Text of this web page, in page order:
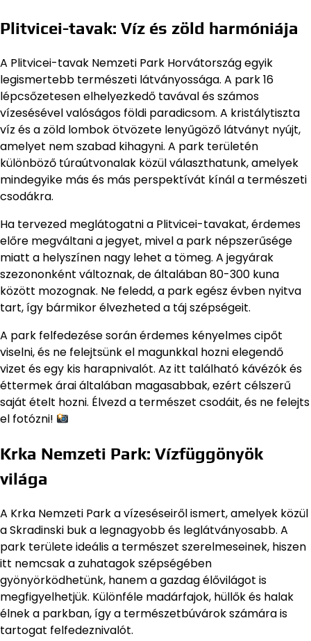
Plitvicei-tavak: Víz és zöld harmóniája
A Plitvicei-tavak Nemzeti Park Horvátország egyik
legismertebb természeti látványossága. A park 16
lépcsőzetesen elhelyezkedő tavával és számos
vízesésével valóságos földi paradicsom. A kristálytiszta
víz és a zöld lombok ötvözete lenyűgöző látványt nyújt,
amelyet nem szabad kihagyni. A park területén
különböző túraútvonalak közül választhatunk, amelyek
mindegyike más és más perspektívát kínál a természeti
csodákra.
Ha tervezed meglátogatni a Plitvicei-tavakat, érdemes
előre megváltani a jegyet, mivel a park népszerűsége
miatt a helyszínen nagy lehet a tömeg. A jegyárak
szezononként változnak, de általában 80-300 kuna
között mozognak. Ne feledd, a park egész évben nyitva
tart, így bármikor élvezheted a táj szépségeit.
A park felfedezése során érdemes kényelmes cipőt
viselni, és ne felejtsünk el magunkkal hozni elegendő
vizet és egy kis harapnivalót. Az itt található kávézók és
éttermek árai általában magasabbak, ezért célszerű
saját ételt hozni. Élvezd a természet csodáit, és ne felejts
el fotózni!
Krka Nemzeti Park: Vízfüggönyök
világa
A Krka Nemzeti Park a vízeséseiről ismert, amelyek közül
a Skradinski buk a legnagyobb és leglátványosabb. A
park területe ideális a természet szerelmeseinek, hiszen
itt nemcsak a zuhatagok szépségében
gyönyörködhetünk, hanem a gazdag élővilágot is
megfigyelhetjük. Különféle madárfajok, hüllők és halak
élnek a parkban, így a természetbúvárok számára is
tartogat felfedeznivalót.